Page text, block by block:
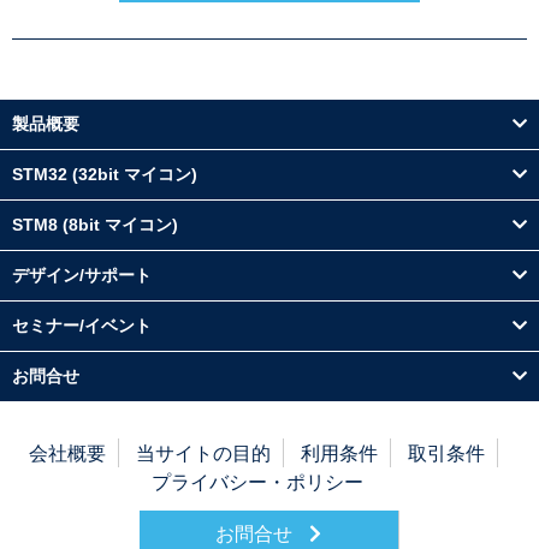
製品概要
STM32 (32bit マイコン)
STM8 (8bit マイコン)
デザイン/サポート
セミナー/イベント
お問合せ
お問合せ
会社概要 当サイトの目的 利用条件
取引条件
プライバシー・ポリシー